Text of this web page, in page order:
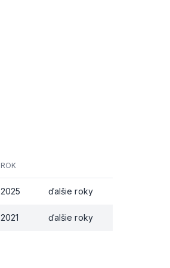
ROK
2025 ďalšie roky
2021 ďalšie roky